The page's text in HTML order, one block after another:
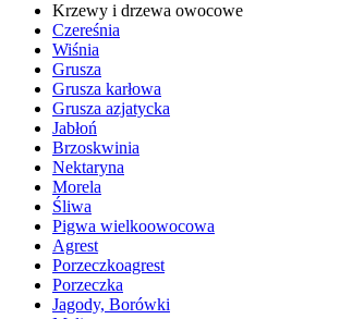
Krzewy i drzewa owocowe
Czereśnia
Wiśnia
Grusza
Grusza karłowa
Grusza azjatycka
Jabłoń
Brzoskwinia
Nektaryna
Morela
Śliwa
Pigwa wielkoowocowa
Agrest
Porzeczkoagrest
Porzeczka
Jagody, Borówki